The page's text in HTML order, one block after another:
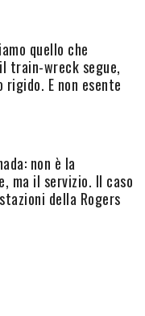
quello che
train-wreck segue,
E non esente
non è la
ma il servizio. Il caso
della Rogers